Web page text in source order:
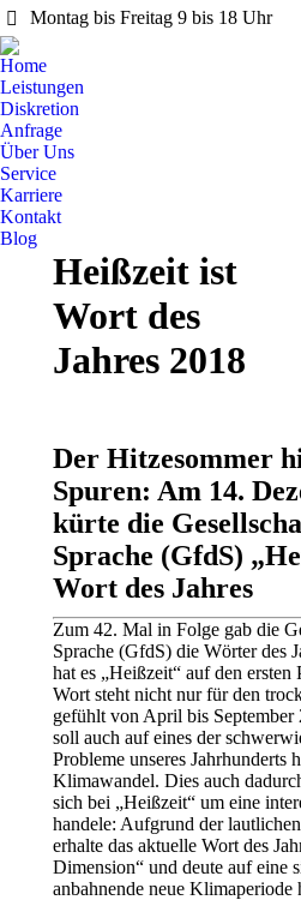
Montag bis Freitag 9 bis 18 Uhr
Home
Leistungen
Diskretion
Anfrage
Über Uns
Service
Karriere
Kontakt
Blog
Heißzeit ist
Wort des
Jahres 2018
Der Hitzesommer
Spuren: Am 14.
kürte die
Sprache (GfdS)
Wort des Jahres
Zum 42. Mal in Folge gab die
Sprache (GfdS) die Wörter des
hat es „Heißzeit“ auf den ersten
Wort steht nicht nur für den
gefühlt von April bis September
soll auch auf eines der
Probleme unseres Jahrhunderts
Klimawandel. Dies auch
sich bei „Heißzeit“ um eine
handele: Aufgrund der
erhalte das aktuelle Wort des
Dimension“ und deute auf eine
anbahnende neue Klimaperiode